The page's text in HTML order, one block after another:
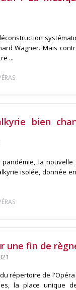
Wagner. Mais
...
bien
la
isolée, donnée
une fin de
répertoire de
la place unique